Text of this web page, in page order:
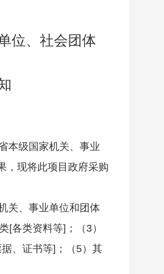
位、社会团体
本级国家机关、事业
，现将此项目政府采购
关、事业单位和团体
[各类资料等]；（3）
、证书等]；（5）其